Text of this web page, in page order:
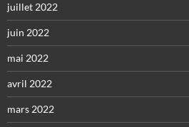
juillet 2022
juin 2022
mai 2022
avril 2022
mars 2022